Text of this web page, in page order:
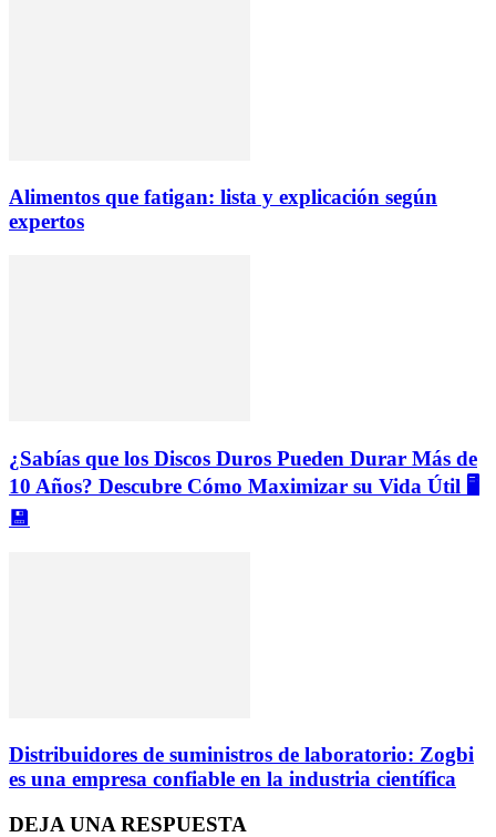
Alimentos que fatigan: lista y explicación según
expertos
¿Sabías que los Discos Duros Pueden Durar Más de
10 Años? Descubre Cómo Maximizar su Vida Útil 🖥️
💾
Distribuidores de suministros de laboratorio: Zogbi
es una empresa confiable en la industria científica
DEJA UNA RESPUESTA